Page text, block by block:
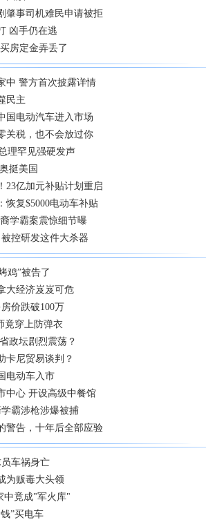
肇事司机难民申请被拒
凶手仍在逃
房定金弄丢了
中 警方首次披露详情
民主
国电动汽车进入市场
关税，也不会放过你
理罕见强硬发声
挺美国
23亿加元补贴计划重启
恢复$5000电动车补贴
学霸案震惊细节曝
控研发这件大杀器
鸡”被告了
大经济岌岌可危
价跌破100万
竟穿上防弹衣
政坛剧烈震荡？
卡尼贸易谈判？
电动车入市
中心 开设高级中餐馆
霸涉枪涉爆被捕
警告，十年后全部应验
车祸身亡
为贩毒大头领
中竟成"军火库"
”买电车